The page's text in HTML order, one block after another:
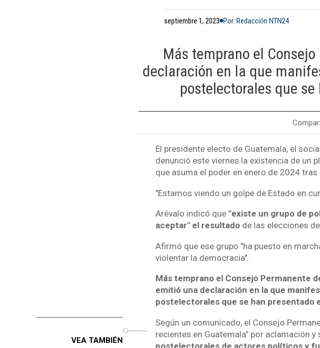
septiembre 1, 2023 Por: Redacción NTN24
Más temprano el
declaración en la que
postelectorales que
El presidente electo de Guatemala, el
denunció este viernes la existencia de un
que asuma el poder en enero de 2024
"Estamos viendo un golpe de Estado en
Arévalo indicó que"existe un grupo de
aceptar" el resultadode las elecciones
Afirmó que ese grupo "ha puesto en
violentar la democracia".
Más temprano el Consejo Permanente
emitió una declaración en la que
postelectorales que se han presentado
VEA TAMBIÉN
Según un comunicado, el Consejo
recientes en Guatemala” por aclamación y
postelectorales de actores políticos y